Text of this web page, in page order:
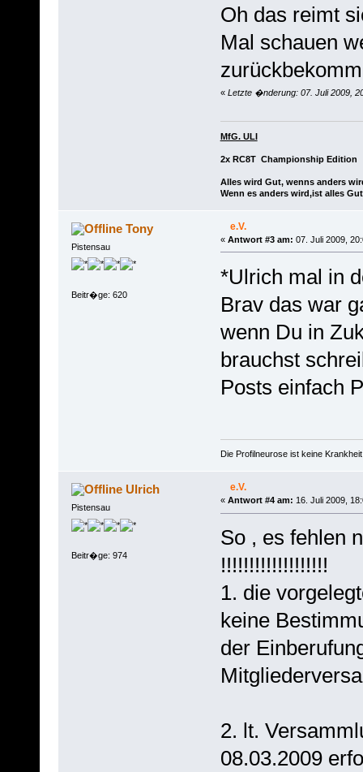
Oh das reimt
Mal schauen
« Letzte �nderung: 07. Juli 2009,
MfG. ULI
2x RC8T Championship Edition
Alles wird Gut, wenns anders
Wenn es anders wird,ist alles Gut
Tony
Pistensau
Beitr�ge: 620
e.V.
« Antwort #3 am: 07. Juli 2009,
*Ulrich mal in
Brav das war
wenn Du in
brauchst
Posts einfach
Die Profilneurose ist keine
Ulrich
Pistensau
Beitr�ge: 974
e.V.
« Antwort #4 am: 16. Juli 2009,
So , es fehlen
!!!!!!!!!!!!!!!!!!!
1. die
keine
der
2. lt.
08.03.2009